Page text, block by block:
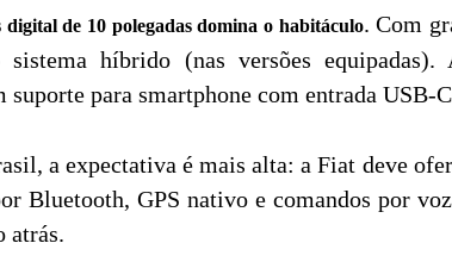
de 10 polegadas domina o habitáculo. Com
sistema híbrido (nas versões
suporte para smartphone com entrada
a expectativa é mais alta: a Fiat deve
Bluetooth, GPS nativo e comandos por
atrás.